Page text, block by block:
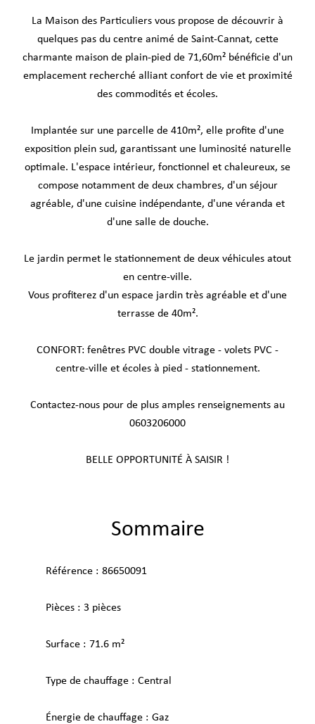
La Maison des Particuliers vous propose de découvrir à
quelques pas du centre animé de Saint-Cannat, cette
charmante maison de plain-pied de 71,60m² bénéficie d'un
emplacement recherché alliant confort de vie et proximité
des commodités et écoles.
Implantée sur une parcelle de 410m², elle profite d'une
exposition plein sud, garantissant une luminosité naturelle
optimale. L'espace intérieur, fonctionnel et chaleureux, se
compose notamment de deux chambres, d'un séjour
agréable, d'une cuisine indépendante, d'une véranda et
d'une salle de douche.
Le jardin permet le stationnement de deux véhicules atout
en centre-ville.
Vous profiterez d'un espace jardin très agréable et d'une
terrasse de 40m².
CONFORT: fenêtres PVC double vitrage - volets PVC -
centre-ville et écoles à pied - stationnement.
Contactez-nous pour de plus amples renseignements au
0603206000
BELLE OPPORTUNITÉ À SAISIR !
Sommaire
Référence 86650091
Pièces 3 pièces
Surface 71.6 m²
Type de chauffage Central
Énergie de chauffage Gaz